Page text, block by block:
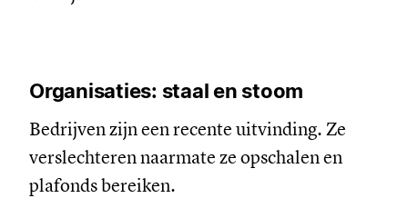
Organisaties: staal en stoom
Bedrijven zijn een recente uitvinding. Ze
verslechteren naarmate ze opschalen en
plafonds bereiken.